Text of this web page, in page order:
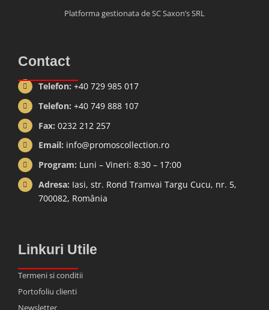
Platforma gestionata de SC Saxon’s SRL
Contact
Telefon: +40 729 985 017
Telefon: +40 749 888 107
Fax: 0232 212 257
Email: info@promoscollection.ro
Program: Luni – Vineri: 8:30 – 17:00
Adresa: Iasi, str. Rond Tramvai Targu Cucu, nr. 5,
700082, România
Linkuri Utile
Termeni si conditii
Portofoliu clienti
Newsletter